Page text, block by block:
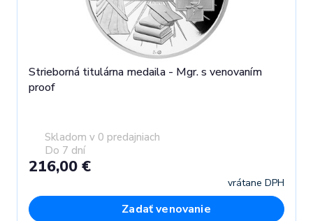
Strieborná titulárna medaila - Mgr. s venovaním
proof
Skladom v 0 predajniach
Do 7 dní
216,00 €
vrátane DPH
Zadať venovanie